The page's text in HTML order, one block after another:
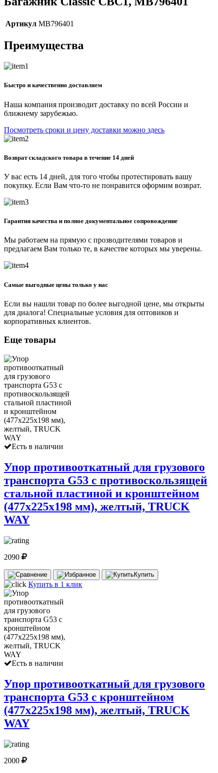
Артикул MB796401
Преимущества
Быстро и качественно доставляем
Наша компания производит доставку по всей России и
ближнему зарубежью.
Посмотреть сроки и цену доставки можно здесь
Возврат складского товара в течение 14 дней
У вас есть 14 дней, для того чтобы протестировать вашу
покупку. Если Вам что-то не понравится оформим возврат.
Гарантия качества и полное документальное сопровождение
Мы работаем на прямую с прозводителями товаров и
предлагаем Вам только те, в качестве которых мы уверены.
Самые выгодные цены только у нас
Если вы нашли товар по более выгодной цене, мы открыты
для диалога! Специальные условия для оптовиков и
корпоративных клиентов.
Еще товары
Есть в наличии
Упор противооткатный для грузового
транспорта G53 с противоскользящей
стальной пластиной и кронштейном
(477х225х198 мм), желтый, TRUCK
WAY
2090
Купить
Купить в 1 клик
Есть в наличии
Упор противооткатный для грузового
транспорта G53 с кронштейном
(477х225х198 мм), желтый, TRUCK
WAY
2000